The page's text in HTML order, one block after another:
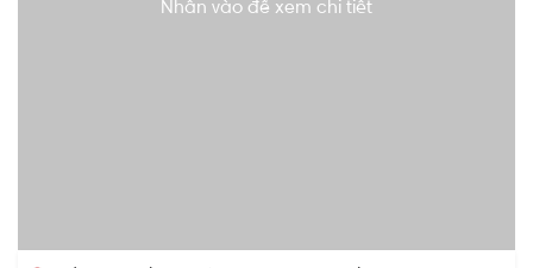
Nhấn vào để xem chi tiết